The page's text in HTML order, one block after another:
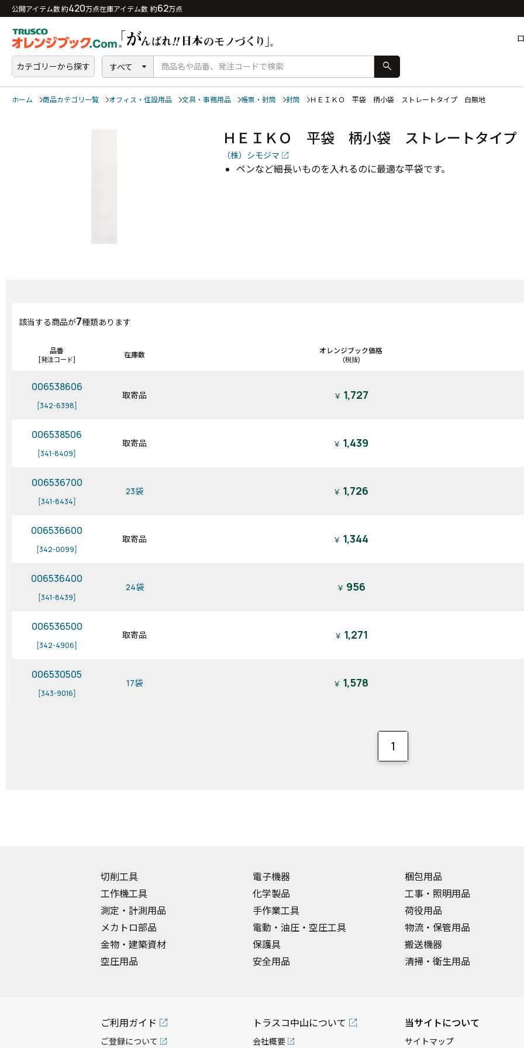
公開アイテム数 約420万点在庫アイテム数 約62万点
カテゴリーから探す すべて search
ホーム 商品カテゴリ一覧 オフィス・住設用品 文具・事務用品 帳票・封筒 封筒 ＨＥＩＫＯ 平袋 柄小袋 ストレートタイプ 白無地
ＨＥＩＫＯ 平袋 柄小袋 ストレートタイ
（株）シモジマ
ペンなど細長いものを入れるのに最適な平袋です。
該当する商品が7種類あります
品番
[発注コード] 在庫数 オレンジブック価格
(税抜)
006538606
[342-6398]
取寄品 ￥ 1,727
006538506
[341-8409]
取寄品 ￥ 1,439
006536700
[341-8434]
23袋 ￥ 1,726
006536600
[342-0099]
取寄品 ￥ 1,344
006536400
[341-8439]
24袋 ￥ 956
006536500
[342-4906]
取寄品 ￥ 1,271
006530505
[343-9016]
17袋 ￥ 1,578
1
切削工具
工作機工具
測定・計測用品
メカトロ部品
金物・建築資材
空圧用品
電子機器
化学製品
手作業工具
電動・油圧・空圧工具
保護具
安全用品
梱包用品
工事・照明用品
荷役用品
物流・保管用品
搬送機器
清掃・衛生用品
ご利用ガイド
ご登録について
トラスコ中山について
会社概要
当サイトについて
サイトマップ